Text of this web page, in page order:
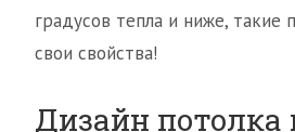
градусов тепла и ниже, такие
свои свойства!
Дизайн потолка